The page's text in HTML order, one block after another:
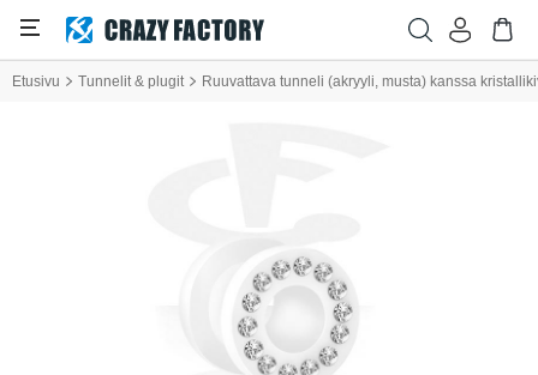
Etusivu Tunnelit & plugit Ruuvattava tunneli (akryyli, musta) kanssa